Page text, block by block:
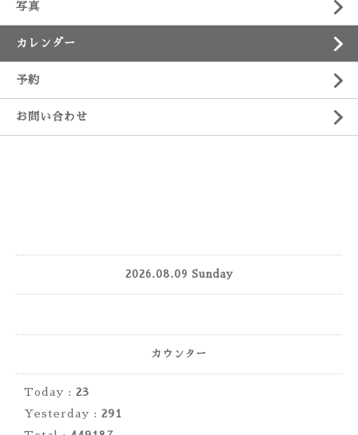
写真
カレンダー
予約
お問い合わせ
2026.08.09 Sunday
カウンター
Today : 23
Yesterday : 291